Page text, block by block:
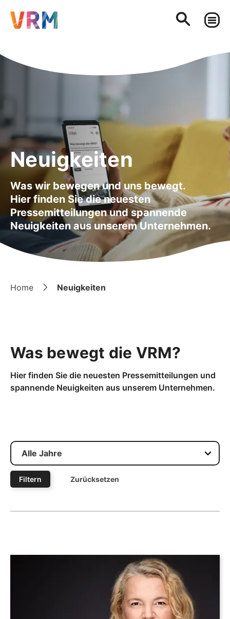
Neuigkeiten
Was wir bewegen und uns bewegt.
Hier finden Sie die neuesten
Pressemitteilungen und spannende
Neuigkeiten aus unserem Unternehmen.
Home Neuigkeiten
Was bewegt die VRM?
Hier finden Sie die neuesten Pressemitteilungen und
spannende Neuigkeiten aus unserem Unternehmen.
Filtern Zurücksetzen